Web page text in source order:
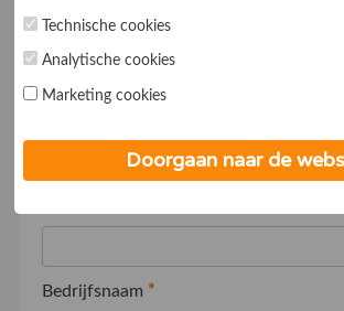
Klantervaringen Online maakt het
waardering die klanten uitspreken
openbaar te maken en te delen met
potentiële nieuwe klanten.
Uw gegevens
Bedrijfsnaam *
marketing cookies worden persoonsgegevens
toestemming voor deze verwerking wanneer je
op ieder moment aanpassen in de
Technische cookies
Analytische cookies
Marketing cookies
Doorgaan naar de